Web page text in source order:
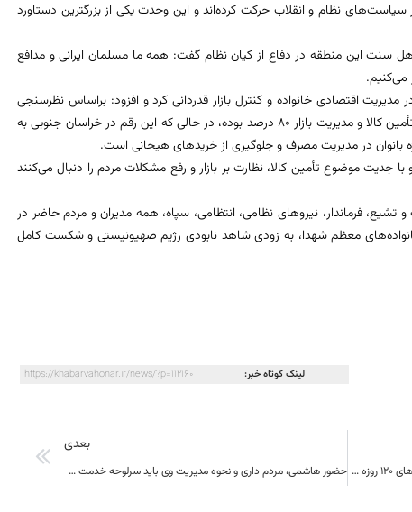
نظام و انقلاب حرکت کرده‌اند و این وحدت یکی از بزرگترین دستاورد
سنت این منطقه در دفاع از کیان نظام گفت: همه ما مسلمان ایرانی و مدافع
می‌کنیم.
اقتصادی خانواده و کنترل بازار قدردانی کرد و افزود: براساس نظرسنجی
صدا و سیمای استان، میزان رضایتمندی مردم کشور از تأمین کالا و مدیریت بازار ۸۰ درصد بوده، در حالی که این رقم در خراسان جنوبی به
جدیت موضوع تأمین کالا، نظارت بر بازار و رفع مشکلات مردم را دنبال می‌کنند
تشیع، فرماندار، نیروهای نظامی، انتظامی، سپاه، همه مدیران و مردم حاضر در
خانواده‌های معظم شهدا، به زودی شاهد نابودی رژیم صهیونیستی و شکست کامل
لینک کوتاه خبر: https://khabarvahonar.ir/news/?p=112160
ثبت جهانی «آسبادها» تکنولوژی 2 هزار ساله در دل بادهای 120 روزه مشروط
بعدی
حضور هاشمی، مردم داری و نحوه مدیریت وی باید سرلوحه خدمت مدیران استان به مردم باشد